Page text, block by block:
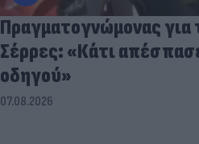
Πραγματογνώμονας για
Σέρρες: «Κάτι
οδηγού»
07.08.2026